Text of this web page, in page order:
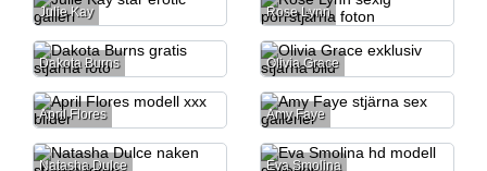
Julie Kay Rose Lynn
Dakota Burns Olivia Grace
April Flores Amy Faye
Natasha Dulce Eva Smolina